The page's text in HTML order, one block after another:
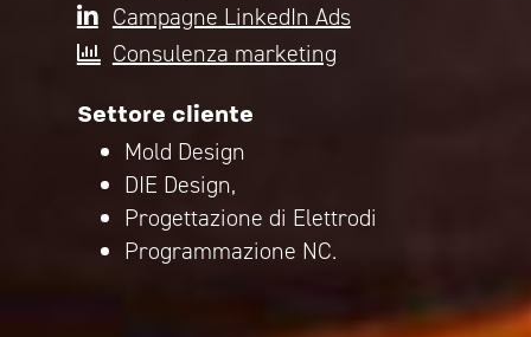
Campagne LinkedIn Ads
Consulenza marketing
Settore cliente
Mold Design
DIE Design,
Progettazione di Elettrodi
Programmazione NC.